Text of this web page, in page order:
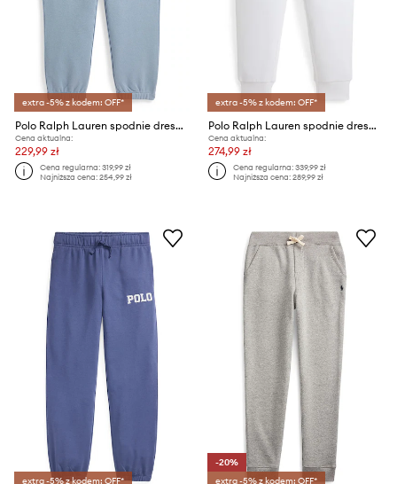
extra -5% z kodem: OFF*
Polo Ralph Lauren spodnie dresowe dziecięce
Cena aktualna:
229,99 zł
Cena regularna:319,99 zł
Najniższa cena:254,99 zł
extra -5% z kodem: OFF*
Polo Ralph Lauren spodnie dresowe dziecięce
Cena aktualna:
274,99 zł
Cena regularna:339,99 zł
Najniższa cena:289,99 zł
extra -5% z kodem: OFF*
-20%
extra -5% z kodem: OFF*